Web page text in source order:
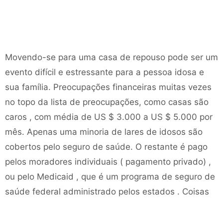
Movendo-se para uma casa de repouso pode ser um
evento difícil e estressante para a pessoa idosa e
sua família. Preocupações financeiras muitas vezes
no topo da lista de preocupações, como casas são
caros , com média de US $ 3.000 a US $ 5.000 por
mês. Apenas uma minoria de lares de idosos são
cobertos pelo seguro de saúde. O restante é pago
pelos moradores individuais ( pagamento privado) ,
ou pelo Medicaid , que é um programa de seguro de
saúde federal administrado pelos estados . Coisas